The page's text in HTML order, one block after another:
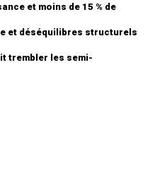
et moins de 15 % de
et déséquilibres structurels
trembler les semi-